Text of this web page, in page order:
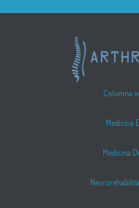
Columna
Medicina
Medicina